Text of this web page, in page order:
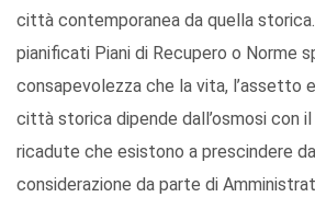
città contemporanea da quella
pianificati Piani di Recupero o Norme
consapevolezza che la vita, l’assetto
città storica dipende dall’osmosi con
ricadute che esistono a prescindere
considerazione da parte di